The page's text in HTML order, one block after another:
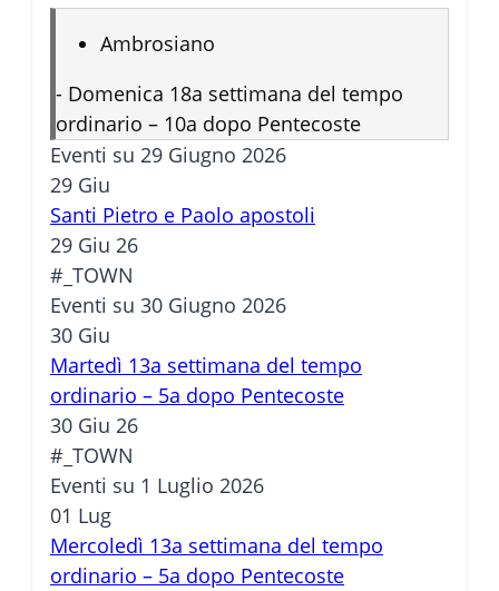
Ambrosiano
- Domenica 18a settimana del tempo
ordinario – 10a dopo Pentecoste
Eventi su 29 Giugno 2026
29 Giu
Santi Pietro e Paolo apostoli
29 Giu 26
#_TOWN
Eventi su 30 Giugno 2026
30 Giu
Martedì 13a settimana del tempo
ordinario – 5a dopo Pentecoste
30 Giu 26
#_TOWN
Eventi su 1 Luglio 2026
01 Lug
Mercoledì 13a settimana del tempo
ordinario – 5a dopo Pentecoste